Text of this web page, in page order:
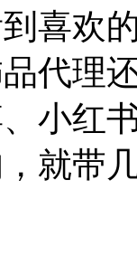
喜欢
代理
小红
就带